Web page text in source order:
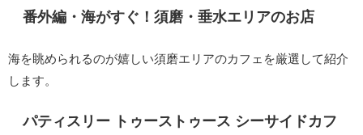
番外編・海がすぐ！須磨・垂水エリアのお店
海を眺められるのが嬉しい須磨エリアのカフェを厳選して紹介
します。
パティスリー トゥーストゥース シーサイドカフ